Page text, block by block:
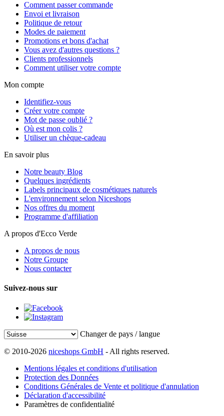
Comment passer commande
Envoi et livraison
Politique de retour
Modes de paiement
Promotions et bons d'achat
Vous avez d'autres questions ?
Clients professionnels
Comment utiliser votre compte
Mon compte
Identifiez-vous
Créer votre compte
Mot de passe oublié ?
Où est mon colis ?
Utiliser un chèque-cadeau
En savoir plus
Notre beauty Blog
Quelques ingrédients
Labels principaux de cosmétiques naturels
L'environnement selon Niceshops
Nos offres du moment
Programme d'affiliation
A propos d'Ecco Verde
A propos de nous
Notre Groupe
Nous contacter
Suivez-nous sur
Changer de pays / langue
© 2010-2026 niceshops GmbH - All rights reserved.
Mentions légales et conditions d'utilisation
Protection des Données
Conditions Générales de Vente et politique d'annulation
Déclaration d'accessibilité
Paramètres de confidentialité